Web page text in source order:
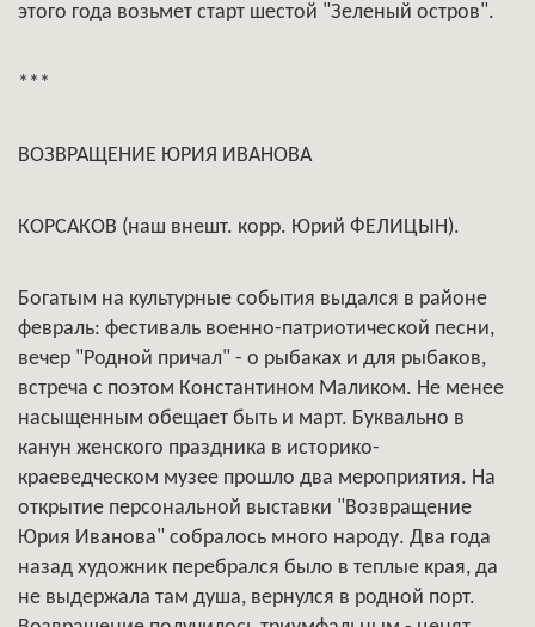
этого года возьмет старт шестой "Зеленый остров".
***
ВОЗВРАЩЕНИЕ ЮРИЯ ИВАНОВА
КОРСАКОВ (наш внешт. корр. Юрий ФЕЛИЦЫН).
Богатым на культурные события выдался в районе
февраль: фестиваль военно-патриотической песни,
вечер "Родной причал" - о рыбаках и для рыбаков,
встреча с поэтом Константином Маликом. Не менее
насыщенным обещает быть и март. Буквально в
канун женского праздника в историко-
краеведческом музее прошло два мероприятия. На
открытие персональной выставки "Возвращение
Юрия Иванова" собралось много народу. Два года
назад художник перебрался было в теплые края, да
не выдержала там душа, вернулся в родной порт.